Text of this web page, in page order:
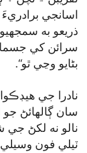
اسانجي
ذريعو به
سرائن کي
بڻايو وڃي ٿو“.
نادرا جي
سان ڳالهائڻ
نالو نه لکڻ جي
ٽيلي فون وسيلي